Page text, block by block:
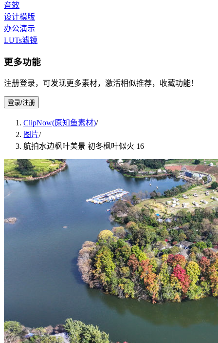
音效
设计模版
办公演示
LUTs滤镜
更多功能
注册登录，可发现更多素材，激活相似推荐，收藏功能！
登录/注册
ClipNow(原知鱼素材)/
图片/
航拍水边枫叶美景 初冬枫叶似火 16